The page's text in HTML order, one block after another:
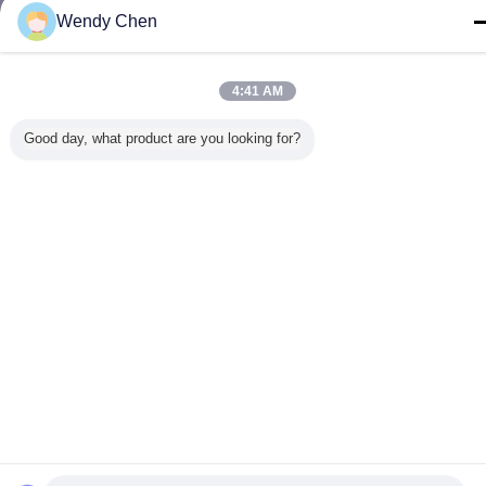
Wendy Chen
4:41 AM
Good day, what product are you looking for?